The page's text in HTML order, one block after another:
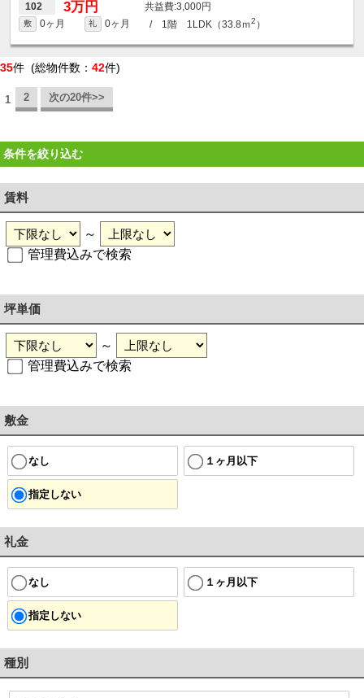
102 3万円 3,000円
敷 0ヶ月 礼 0ヶ月 / 1階 1LDK（33.8ｍ2 ）
35件 (総物件数： 42件)
1 2 次の20件>>
条件を絞り込む
賃料
～
管理費込みで検索
坪単価
～
管理費込みで検索
敷金
なし １ヶ月以下
指定しない
礼金
なし １ヶ月以下
指定しない
種別